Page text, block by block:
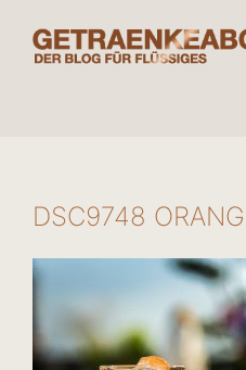
Inhalt
springen
DSC9748